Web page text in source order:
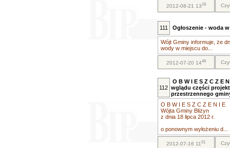
2012-08-21 1319
111 Ogłoszenie - woda
Wójt Gminy informuje, że
wody w miejscu do...
2012-07-20 1449
112
O B W I E S Z C Z E
wglądu części
przestrzennego
O B W I E S Z C Z E N I E
Wójta Gminy Bliżyn
z dnia 18 lipca 2012 r.
o ponownym wyłożeniu d...
2012-07-16 1101